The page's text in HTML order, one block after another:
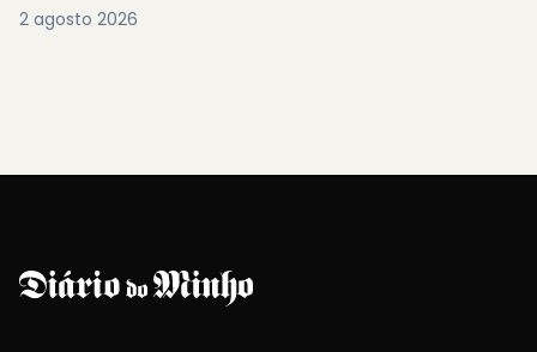
2 agosto 2026